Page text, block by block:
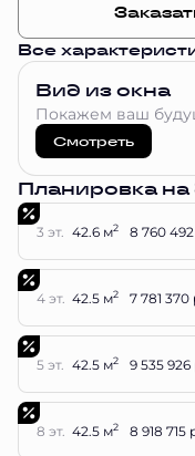
Все
Вид из окна
Покажем ваш
Смотреть
Планировка на
3 эт. 42.6 м2 8 760
4 эт. 42.5 м2 7 781 370
5 эт. 42.5 м2 9 535 926
8 эт. 42.5 м2 8 918 715